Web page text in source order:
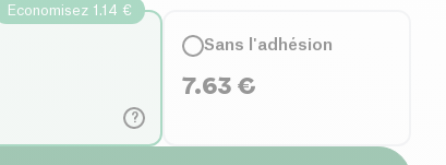
?
Economisez 1.14 €
Sans l'adhésion
7.63 €